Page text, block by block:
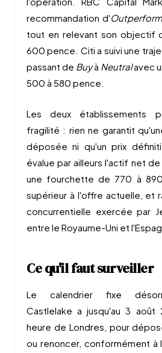
recommandation d'Outperform
tout en relevant son objectif
600 pence. Citi a suivi une
passant de Buyà Neutralavec
500 à 580 pence.
Les deux établissements
fragilité : rien ne garantit
déposée ni qu'un prix
évalue par ailleurs l'actif net
une fourchette de 770 à
supérieur à l'offre actuelle, et
concurrentielle exercée par
entre le Royaume-Uni et
Ce qu'il faut surveiller
Le calendrier fixe
Castlelake a jusqu'au 3 août
heure de Londres, pour
ou renoncer, conformément à